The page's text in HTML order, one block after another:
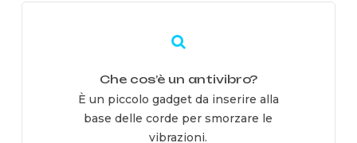
Che cos’è un antivibro?
È un piccolo gadget da inserire alla
base delle corde per smorzare le
vibrazioni.